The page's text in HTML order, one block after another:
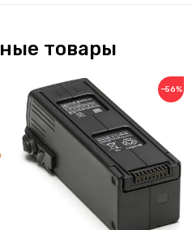
товары
−56%